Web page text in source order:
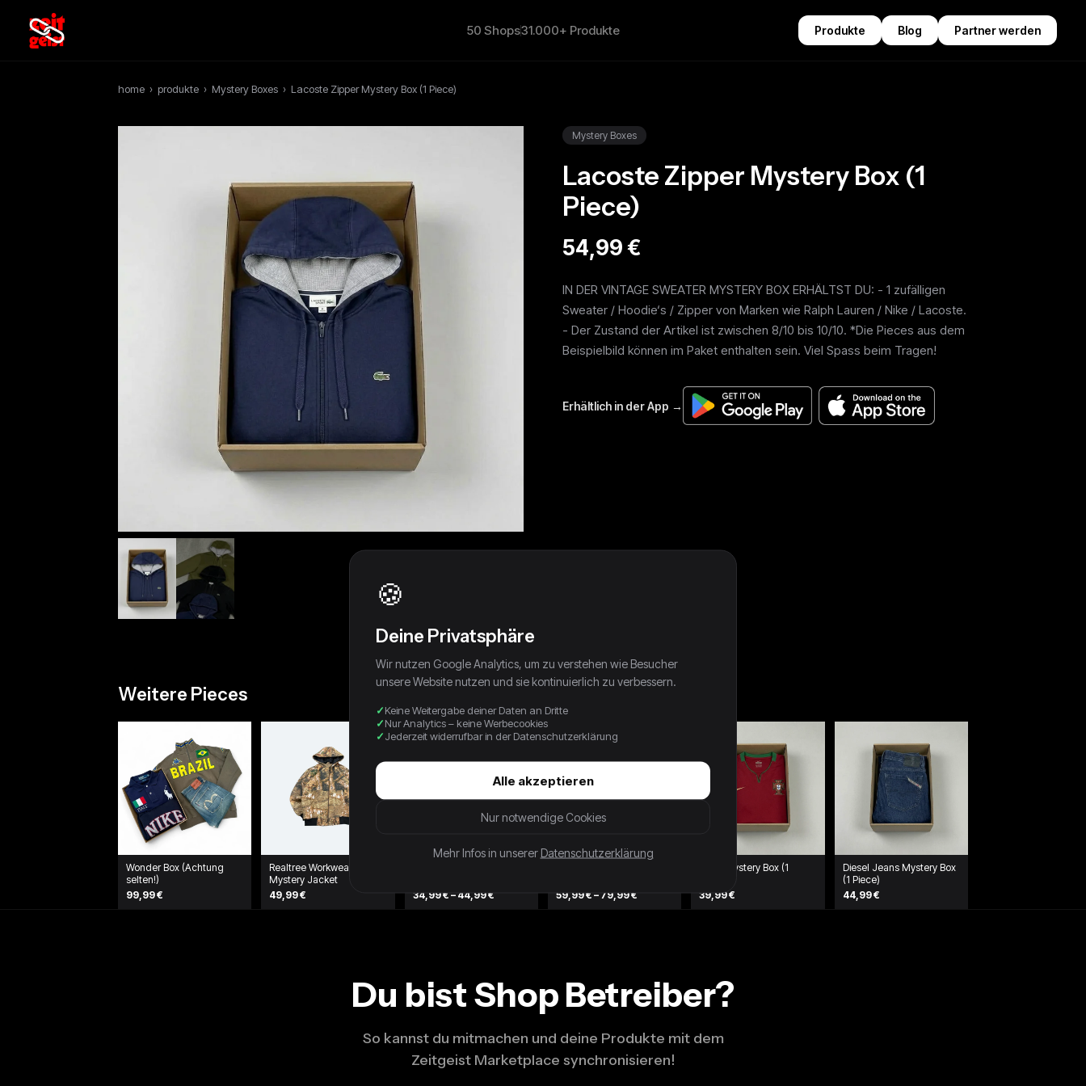
50 Shops31.000+ Produkte Produkte Blog Partner werden
home › produkte › Mystery Boxes › Lacoste Zipper Mystery Box (1 Piece)
Mystery Boxes
Lacoste Zipper Mystery Box (1
Piece)
54,99 €
IN DER VINTAGE SWEATER MYSTERY BOX ERHÄLTST DU: - 1 zufälligen
Sweater / Hoodie‘s / Zipper von Marken wie Ralph Lauren / Nike / Lacoste.
- Der Zustand der Artikel ist zwischen 8/10 bis 10/10. *Die Pieces aus dem
Beispielbild können im Paket enthalten sein. Viel Spass beim Tragen!
Weitere Pieces
Wonder Box (Achtung
selten!)
99,99 €
Realtree Workwear
Mystery Jacket
49,99 €
34,99 € – 44,99 €
59,99 € – 79,99 €
Trikot Mystery Box (1
39,99 €
Diesel Jeans Mystery Box
(1 Piece)
44,99 €
Du bist Shop Betreiber?
So kannst du mitmachen und deine Produkte mit dem
Zeitgeist Marketplace synchronisieren!
🍪
Deine Privatsphäre
Wir nutzen Google Analytics, um zu verstehen wie Besucher
unsere Website nutzen und sie kontinuierlich zu verbessern.
Keine Weitergabe deiner Daten an Dritte
Nur Analytics – keine Werbecookies
Jederzeit widerrufbar in der Datenschutzerklärung
Alle akzeptieren
Nur notwendige Cookies
Mehr Infos in unserer Datenschutzerklärung